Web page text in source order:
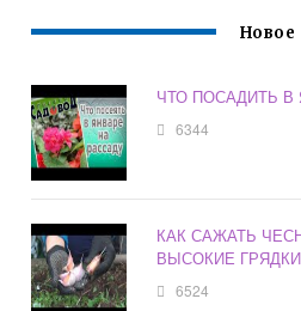
Новое
ЧТО ПОСАДИТЬ В
6344
КАК САЖАТЬ
ВЫСОКИЕ ГРЯДКИ
6524